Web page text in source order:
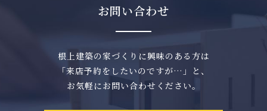
お問い合わせ
根上建築の家づくりに興味のある方は
「来店予約をしたいのですが…」と、
お気軽にお問い合わせください。